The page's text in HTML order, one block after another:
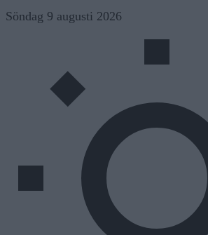
Skip
Söndag 9 augusti 2026